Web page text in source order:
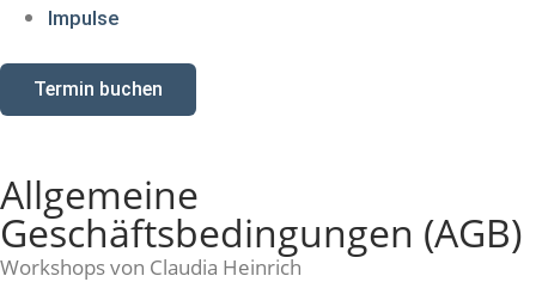
Impulse
Termin buchen
Allgemeine
Geschäftsbedingungen (AGB)
Workshops von Claudia Heinrich